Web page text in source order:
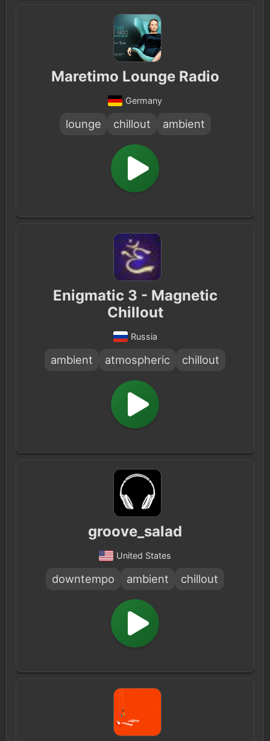
Maretimo Lounge Radio
Germany
lounge chillout ambient
Enigmatic 3 - Magnetic
Chillout
Russia
ambient atmospheric chillout
groove_salad
United States
downtempo ambient chillout